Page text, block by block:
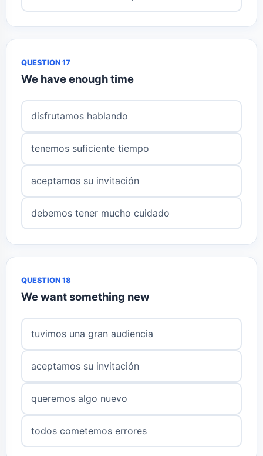
QUESTION 17
We have enough time
disfrutamos hablando
tenemos suficiente tiempo
aceptamos su invitación
debemos tener mucho cuidado
QUESTION 18
We want something new
tuvimos una gran audiencia
aceptamos su invitación
queremos algo nuevo
todos cometemos errores